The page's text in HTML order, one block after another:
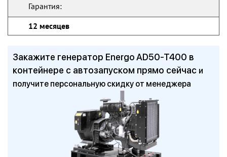
Гарантия:
12 месяцев
Закажите генератор Energo AD50-T400 в
контейнере с автозапуском прямо сейчас и
получите персональную скидку от менеджера